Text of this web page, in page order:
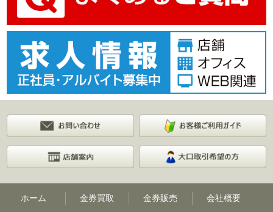
ホーム 金券買取 金券販売 会社概要